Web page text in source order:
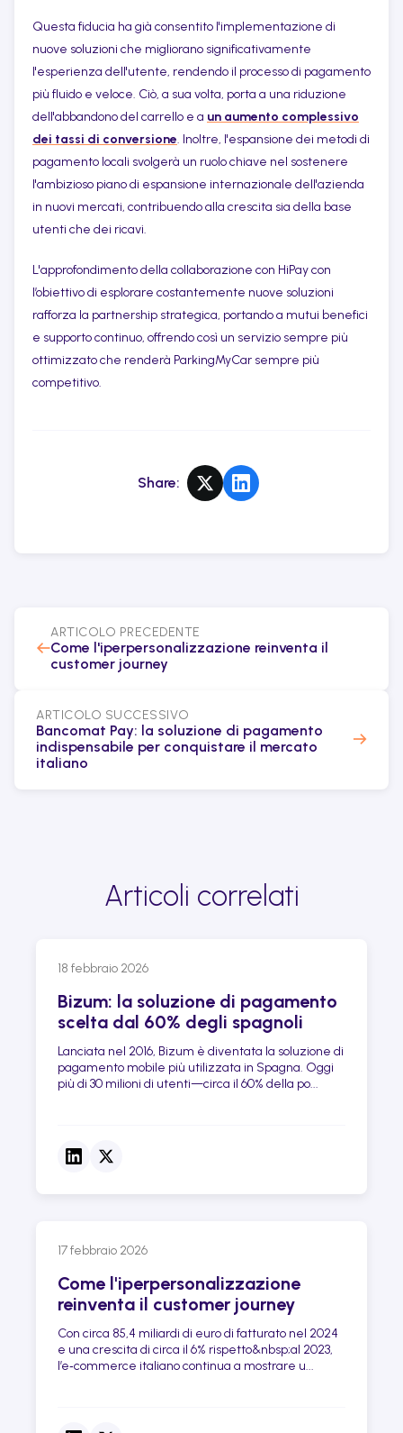
Questa fiducia ha già consentito l'implementazione di
nuove soluzioni che migliorano significativamente
l'esperienza dell'utente, rendendo il processo di pagamento
più fluido e veloce. Ciò, a sua volta, porta a una riduzione
dell'abbandono del carrello e a un aumento complessivo
dei tassi di conversione. Inoltre, l'espansione dei metodi di
pagamento locali svolgerà un ruolo chiave nel sostenere
l'ambizioso piano di espansione internazionale dell'azienda
in nuovi mercati, contribuendo alla crescita sia della base
utenti che dei ricavi.
L'approfondimento della collaborazione con HiPay con
l’obiettivo di esplorare costantemente nuove soluzioni
rafforza la partnership strategica, portando a mutui benefici
e supporto continuo, offrendo così un servizio sempre più
ottimizzato che renderà ParkingMyCar sempre più
competitivo.
Share:
←
ARTICOLO PRECEDENTE
Come l'iperpersonalizzazione reinventa il
customer journey
ARTICOLO SUCCESSIVO
Bancomat Pay: la soluzione di pagamento
indispensabile per conquistare il mercato
italiano
→
Articoli correlati
18 febbraio 2026
Bizum: la soluzione di pagamento
scelta dal 60% degli spagnoli
Lanciata nel 2016, Bizum è diventata la soluzione di
pagamento mobile più utilizzata in Spagna. Oggi
più di 30 milioni di utenti—circa il 60% della po...
17 febbraio 2026
Come l'iperpersonalizzazione
reinventa il customer journey
Con circa 85,4 miliardi di euro di fatturato nel 2024
e una crescita di circa il 6% rispetto&nbsp;al 2023,
l’e‑commerce italiano continua a mostrare u...